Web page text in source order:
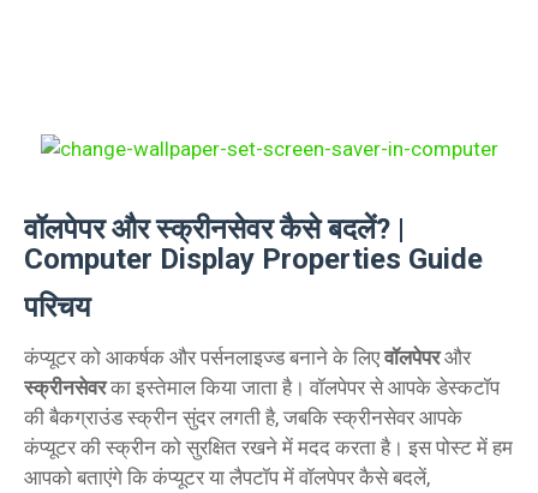
वॉलपेपर और स्क्रीनसेवर कैसे बदलें? |
Computer Display Properties Guide
परिचय
कंप्यूटर को आकर्षक और पर्सनलाइज्ड बनाने के लिएवॉलपेपरऔर
स्क्रीनसेवरका इस्तेमाल किया जाता है। वॉलपेपर से आपके डेस्कटॉप
की बैकग्राउंड स्क्रीन सुंदर लगती है, जबकि स्क्रीनसेवर आपके
कंप्यूटर की स्क्रीन को सुरक्षित रखने में मदद करता है। इस पोस्ट में हम
आपको बताएंगे कि कंप्यूटर या लैपटॉप में वॉलपेपर कैसे बदलें,